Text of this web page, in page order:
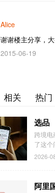
Alice
谢谢楼主分享，
2015-06-19
相关 热门
选品
跨境
了这个
2026-
阿里